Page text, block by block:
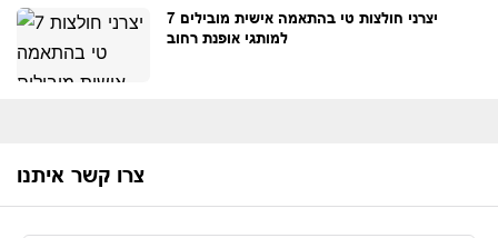
7 יצרני חולצות טי בהתאמה אישית מובילים
למותגי אופנת רחוב
צרו קשר איתנו